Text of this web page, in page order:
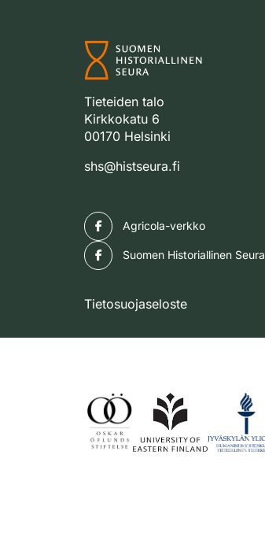
Tieteiden talo
Kirkkokatu 6
00170 Helsinki
shs@histseura.fi
Agricola-verkko
Suomen Historiallinen Seura
Tietosuojaseloste